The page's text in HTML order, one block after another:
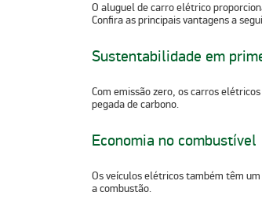
O aluguel de carro elétrico
Confira as principais vantagens a
Sustentabilidade em
Com emissão zero, os carros
pegada de carbono.
Economia no combustível
Os veículos elétricos também têm um
a combustão.